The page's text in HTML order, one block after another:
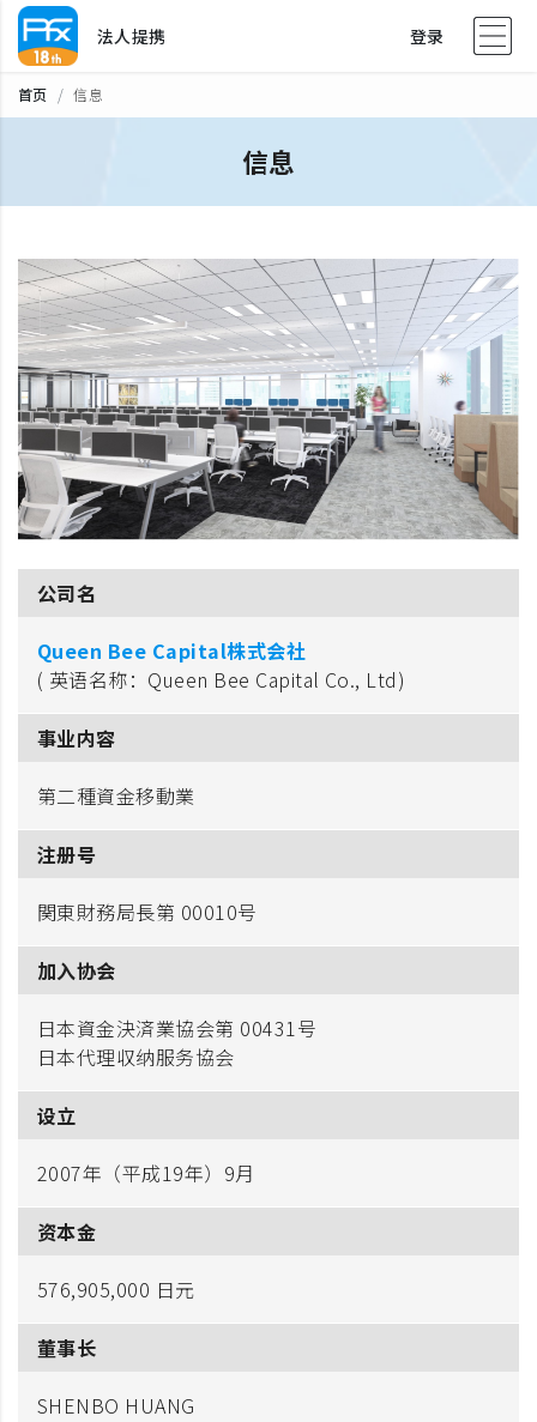
法人提携 登录
首页 信息
信息
公司名
Queen Bee Capital株式会社
( 英语名称：Queen Bee Capital Co., Ltd)
事业内容
第二種資金移動業
注册号
関東財務局長第 00010号
加入协会
日本資金決済業協会第 00431号
日本代理収纳服务協会
设立
2007年（平成19年）9月
资本金
576,905,000 日元
董事长
SHENBO HUANG